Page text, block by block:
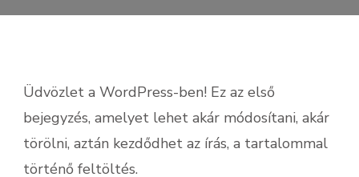
Üdvözlet a WordPress-ben! Ez az első
bejegyzés, amelyet lehet akár módosítani, akár
törölni, aztán kezdődhet az írás, a tartalommal
történő feltöltés.